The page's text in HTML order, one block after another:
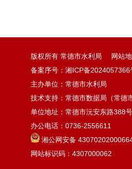
版权所有 常德市水利局
网站
备案序号：湘ICP备2024057366
主办单位：常德市水利局
技术支持：常德市数据局（常德
单位地址：常德市沅安东路388号
办公电话：0736-2556611
湘公网安备
网站标识码：4307000062